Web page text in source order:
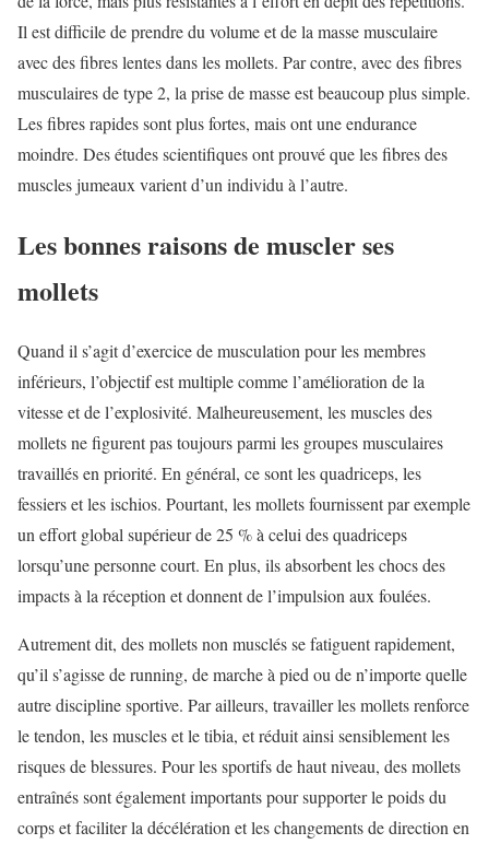
Il est difficile de prendre du volume et de la masse musculaire
avec des fibres lentes dans les mollets. Par contre, avec des fibres
musculaires de type 2, la prise de masse est beaucoup plus simple.
Les fibres rapides sont plus fortes, mais ont une endurance
moindre. Des études scientifiques ont prouvé que les fibres des
muscles jumeaux varient d’un individu à l’autre.
Les bonnes raisons de muscler ses
mollets
Quand il s’agit d’exercice de musculation pour les membres
inférieurs, l’objectif est multiple comme l’amélioration de la
vitesse et de l’explosivité. Malheureusement, les muscles des
mollets ne figurent pas toujours parmi les groupes musculaires
travaillés en priorité. En général, ce sont les quadriceps, les
fessiers et les ischios. Pourtant, les mollets fournissent par exemple
un effort global supérieur de 25 % à celui des quadriceps
lorsqu’une personne court. En plus, ils absorbent les chocs des
impacts à la réception et donnent de l’impulsion aux foulées.
Autrement dit, des mollets non musclés se fatiguent rapidement,
qu’il s’agisse de running, de marche à pied ou de n’importe quelle
autre discipline sportive. Par ailleurs, travailler les mollets renforce
le tendon, les muscles et le tibia, et réduit ainsi sensiblement les
risques de blessures. Pour les sportifs de haut niveau, des mollets
entraînés sont également importants pour supporter le poids du
corps et faciliter la décélération et les changements de direction en